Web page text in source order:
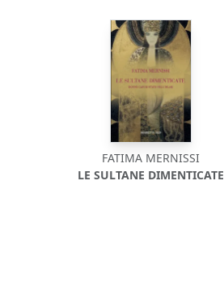
FATIMA MERNISSI
LE SULTANE DIMENTICATE